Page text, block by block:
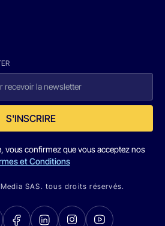
S'INSCRIRE
vous confirmez que vous acceptez nos
et Conditions
SAS. tous droits réservés.